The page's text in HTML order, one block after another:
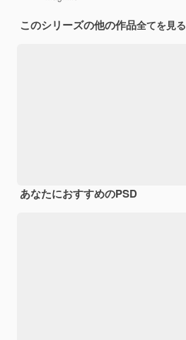
このシリーズの他の作品全てを見る
あなたにおすすめのPSD